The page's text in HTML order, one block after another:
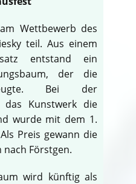
Wettbewerb des
teil. Aus einem
entstand ein
der die
Bei der
das Kunstwerk die
wurde mit dem 1.
Preis gewann die
nach Förstgen.
wird künftig als